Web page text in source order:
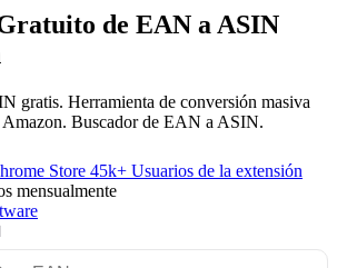
de EAN a ASIN
gratis. Herramienta de conversión masiva
Buscador de EAN a ASIN.
Store 45k+ Usuarios de la extensión
mensualmente